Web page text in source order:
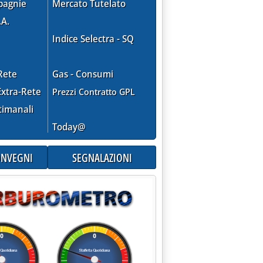
su benzina, Gpl e metano'
Rete
Mercato Tutelato
Indice Selectra - SQ
Gas - Consumi
Prezzi Contratto GPL
Today@
SEGNALAZIONI